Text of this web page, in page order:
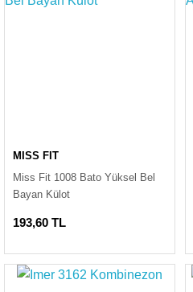
MISS FIT
Miss Fit 1008 Bato Yüksel Bel
Bayan Külot
193,60 TL